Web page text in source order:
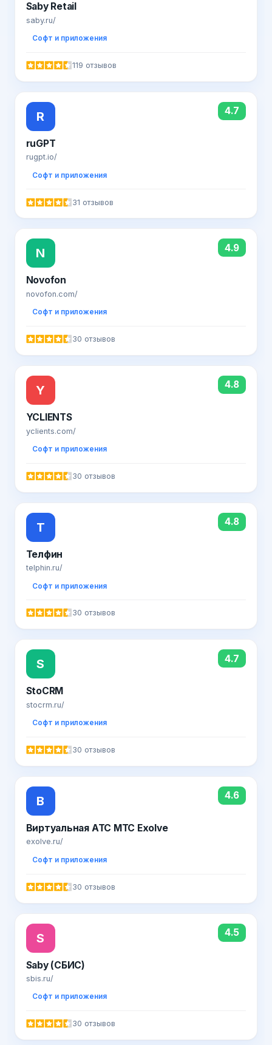
Saby Retail
saby.ru/
Софт и приложения
119 отзывов
R 4.7
ruGPT
rugpt.io/
Софт и приложения
31 отзывов
N 4.9
Novofon
novofon.com/
Софт и приложения
30 отзывов
Y 4.8
YCLIENTS
yclients.com/
Софт и приложения
30 отзывов
Т 4.8
Телфин
telphin.ru/
Софт и приложения
30 отзывов
S 4.7
StoCRM
stocrm.ru/
Софт и приложения
30 отзывов
В 4.6
Виртуальная АТС МТС Exolve
exolve.ru/
Софт и приложения
30 отзывов
S 4.5
Saby (СБИС)
sbis.ru/
Софт и приложения
30 отзывов